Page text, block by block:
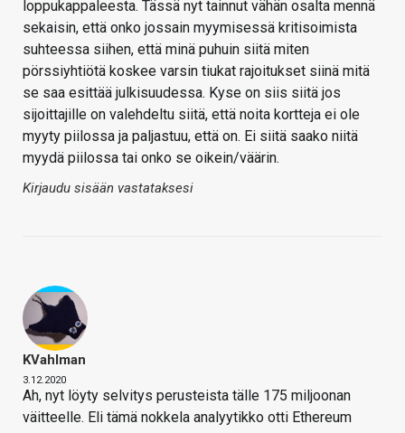
loppukappaleesta. Tässä nyt tainnut vähän osalta mennä
sekaisin, että onko jossain myymisessä kritisoimista
suhteessa siihen, että minä puhuin siitä miten
pörssiyhtiötä koskee varsin tiukat rajoitukset siinä mitä
se saa esittää julkisuudessa. Kyse on siis siitä jos
sijoittajille on valehdeltu siitä, että noita kortteja ei ole
myyty piilossa ja paljastuu, että on. Ei siitä saako niitä
myydä piilossa tai onko se oikein/väärin.
Kirjaudu sisään vastataksesi
KVahlman
3.12.2020
Ah, nyt löyty selvitys perusteista tälle 175 miljoonan
väitteelle. Eli tämä nokkela analyytikko otti Ethereum